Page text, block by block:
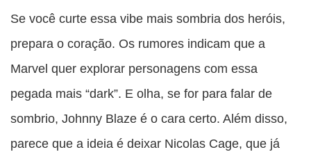
Se você curte essa vibe mais sombria dos heróis,
prepara o coração. Os rumores indicam que a
Marvel quer explorar personagens com essa
pegada mais “dark”. E olha, se for para falar de
sombrio, Johnny Blaze é o cara certo. Além disso,
parece que a ideia é deixar Nicolas Cage, que já